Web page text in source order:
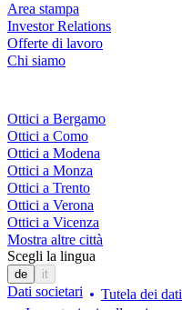
Area stampa
Investor Relations
Offerte di lavoro
Chi siamo
Ottici a Bergamo
Ottici a Como
Ottici a Modena
Ottici a Monza
Ottici a Trento
Ottici a Verona
Ottici a Vicenza
Mostra altre città
Scegli la lingua
de it
Dati societari Tutela dei dati